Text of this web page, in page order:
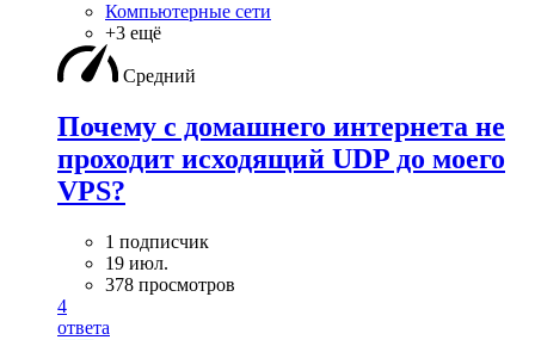
Компьютерные сети
+3 ещё
Средний
Почему с домашнего интернета не
проходит исходящий UDP до моего
VPS?
1 подписчик
19 июл.
378 просмотров
4
ответа